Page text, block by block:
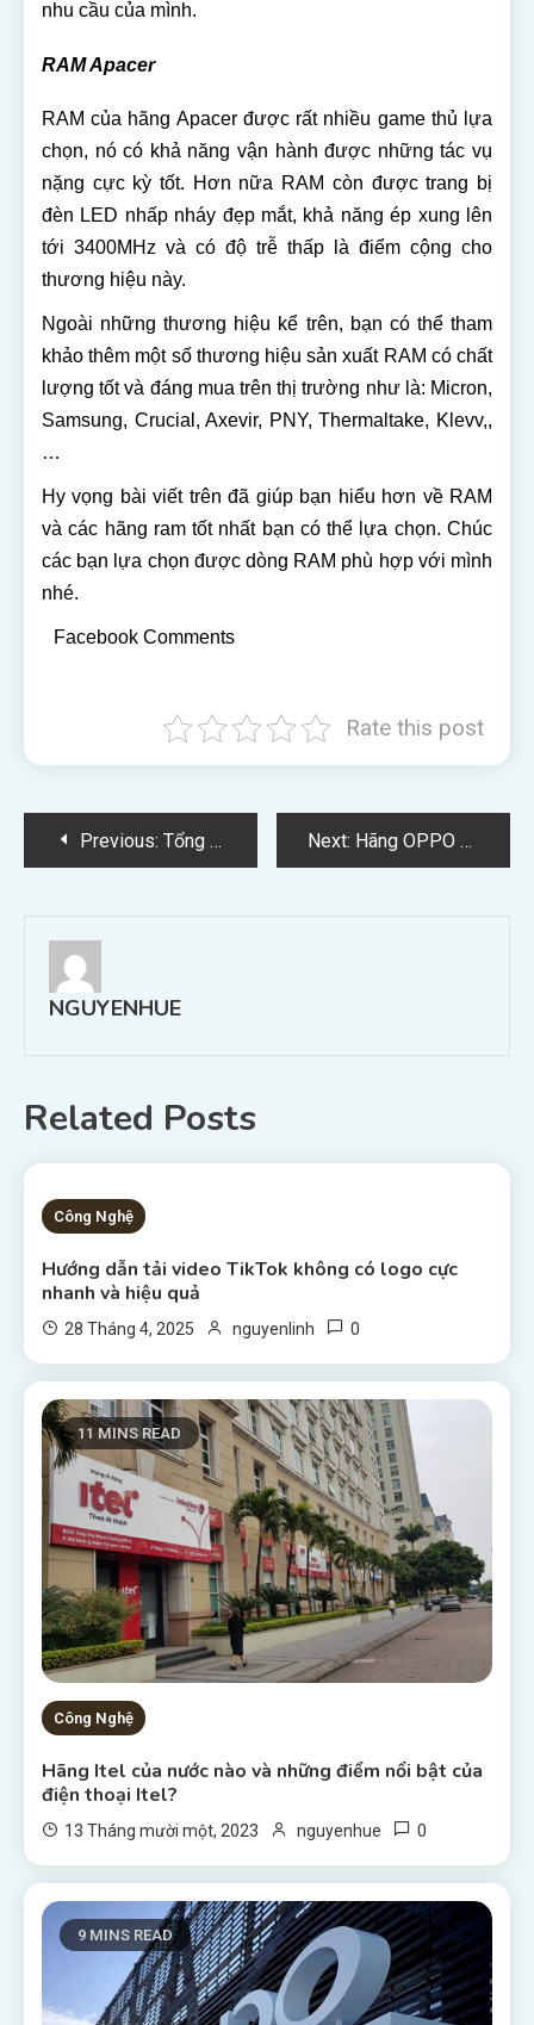
nhu cầu của mình.
RAM Apacer
RAM của hãng Apacer được rất nhiều game thủ lựa
chọn, nó có khả năng vận hành được những tác vụ
nặng cực kỳ tốt. Hơn nữa RAM còn được trang bị
đèn LED nhấp nháy đẹp mắt, khả năng ép xung lên
tới 3400MHz và có độ trễ thấp là điểm cộng cho
thương hiệu này.
Ngoài những thương hiệu kể trên, bạn có thể tham
khảo thêm một số thương hiệu sản xuất RAM có chất
lượng tốt và đáng mua trên thị trường như là: Micron,
Samsung, Crucial, Axevir, PNY, Thermaltake, Klevv,,
…
Hy vọng bài viết trên đã giúp bạn hiểu hơn về RAM
và các hãng ram tốt nhất bạn có thể lựa chọn. Chúc
các bạn lựa chọn được dòng RAM phù hợp với mình
nhé.
Facebook Comments
Rate this post
Điều
bài
viết
Previous: Tổng hợp các hãng sạc dự phòng tốt nhất hiện nay Next: Hãng OPPO của nước nào và các sản phẩm chính của OPPO
NGUYENHUE
Related Posts
13 MINS READ
Công Nghệ
Hướng dẫn tải video TikTok không có logo cực
nhanh và hiệu quả
28 Tháng 4, 2025 nguyenlinh 0
11 MINS READ
Công Nghệ
Hãng Itel của nước nào và những điểm nổi bật của
điện thoại Itel?
13 Tháng mười một, 2023 nguyenhue 0
9 MINS READ